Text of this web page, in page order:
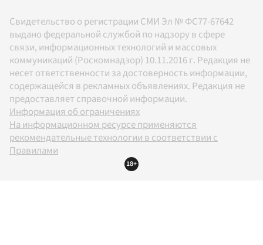
Свидетельство о регистрации СМИ Эл № ФС77-67642
выдано федеральной службой по надзору в сфере
связи, информационных технологий и массовых
коммуникаций (Роскомнадзор) 10.11.2016 г. Редакция не
несет ответственности за достоверность информации,
содержащейся в рекламных объявлениях. Редакция не
предоставляет справочной информации.
Информация об ограничениях
На информационном ресурсе применяются
рекомендательные технологии в соответствии с
Правилами
18+